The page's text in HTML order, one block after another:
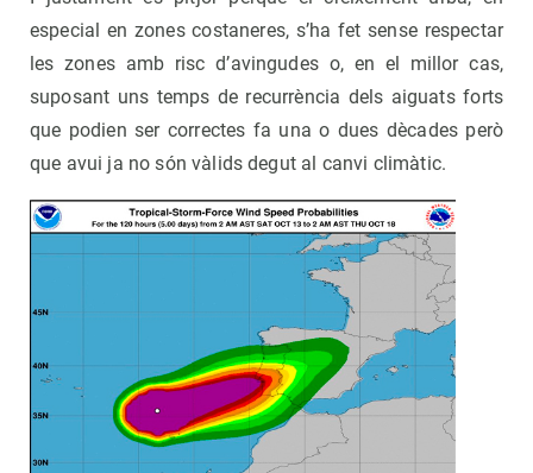
especial en zones costaneres, s’ha fet sense respectar
les zones amb risc d’avingudes o, en el millor cas,
suposant uns temps de recurrència dels aiguats forts
que podien ser correctes fa una o dues dècades però
que avui ja no són vàlids degut al canvi climàtic.